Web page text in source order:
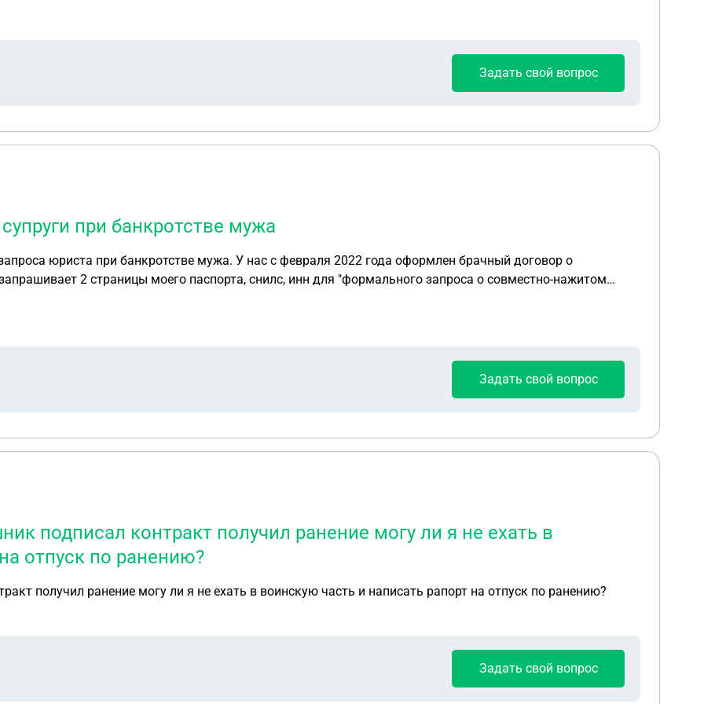
(якобы обнулится все в системах и можно будет поставить печать) Что делать в такой
.
Задать свой вопрос
при банкротстве мужа
Задать свой вопрос
подписал контракт получил ранение могу ли я не ехать в
отпуск по ранению?
получил ранение могу ли я не ехать в воинскую часть и написать рапорт на отпуск по ранению?
Задать свой вопрос